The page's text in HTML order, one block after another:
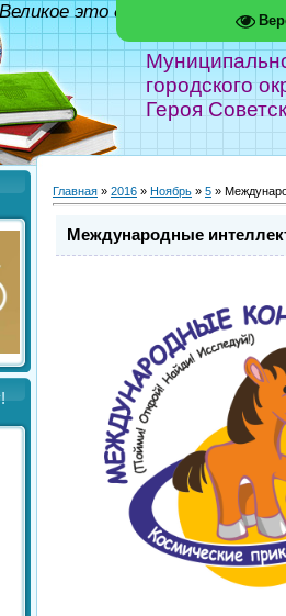
городского
Героя
это дело - школа!"
Главная » 2016 » Ноябрь » 5 »
Международные